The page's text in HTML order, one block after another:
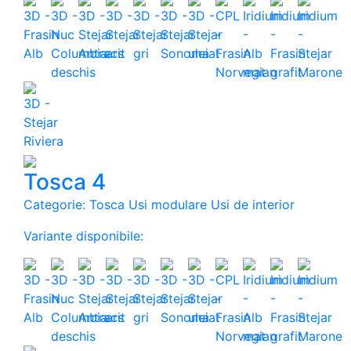
Tosca 4
Categorie: Tosca Usi modulare Usi de interior
Variante disponibile: